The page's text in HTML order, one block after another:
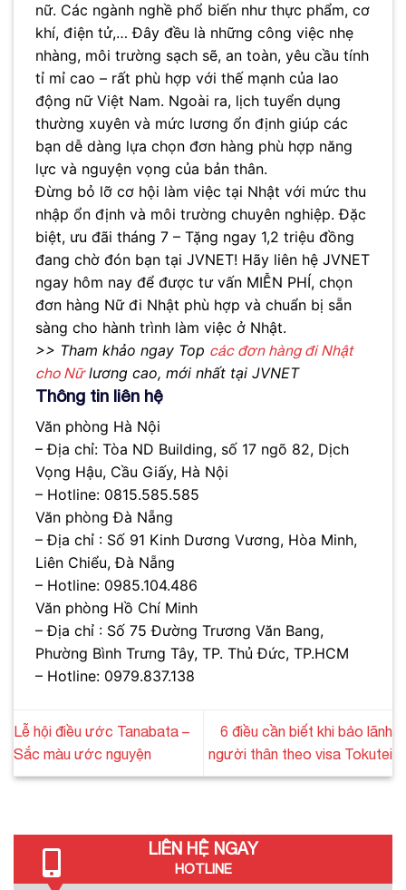
nữ. Các ngành nghề phổ biến như thực phẩm, cơ
khí, điện tử,… Đây đều là những công việc nhẹ
nhàng, môi trường sạch sẽ, an toàn, yêu cầu tính
tỉ mỉ cao – rất phù hợp với thế mạnh của lao
động nữ Việt Nam. Ngoài ra, lịch tuyển dụng
thường xuyên và mức lương ổn định giúp các
bạn dễ dàng lựa chọn đơn hàng phù hợp năng
lực và nguyện vọng của bản thân.
Đừng bỏ lỡ cơ hội làm việc tại Nhật với mức thu
nhập ổn định và môi trường chuyên nghiệp. Đặc
biệt, ưu đãi tháng 7 – Tặng ngay 1,2 triệu đồng
đang chờ đón bạn tại JVNET! Hãy liên hệ JVNET
ngay hôm nay để được tư vấn MIỄN PHÍ, chọn
đơn hàng Nữ đi Nhật phù hợp và chuẩn bị sẵn
sàng cho hành trình làm việc ở Nhật.
>> Tham khảo ngay Top các đơn hàng đi Nhật
cho Nữlương cao, mới nhất tại JVNET
Thông tin liên hệ
Văn phòng Hà Nội
– Địa chỉ: Tòa ND Building, số 17 ngõ 82, Dịch
Vọng Hậu, Cầu Giấy, Hà Nội
– Hotline: 0815.585.585
Văn phòng Đà Nẵng
– Địa chỉ : Số 91 Kinh Dương Vương, Hòa Minh,
Liên Chiểu, Đà Nẵng
– Hotline: 0985.104.486
Văn phòng Hồ Chí Minh
– Địa chỉ : Số 75 Đường Trương Văn Bang,
Phường Bình Trưng Tây, TP. Thủ Đức, TP.HCM
– Hotline: 0979.837.138
Lễ hội điều ước Tanabata –
Sắc màu ước nguyện
6 điều cần biết khi bảo lãnh
người thân theo visa Tokutei
LIÊN HỆ NGAY
HOTLINE